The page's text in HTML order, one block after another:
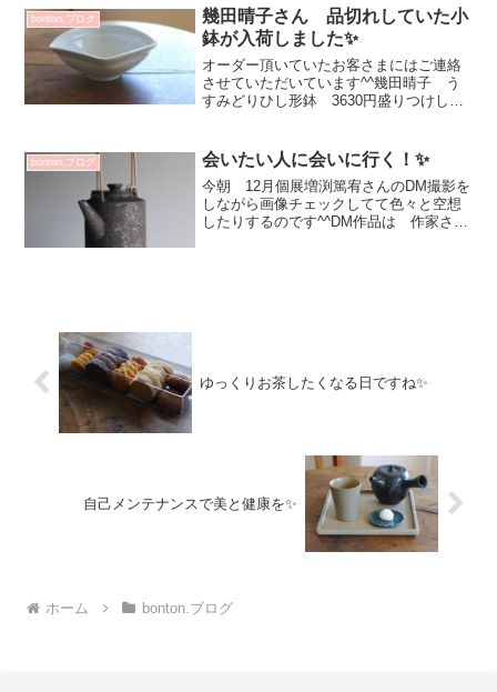
ご連絡あるかな♡8月 何...
bonton.ブログ
幾田晴子さん 品切れしていた小
鉢が入荷しました✨
オーダー頂いていたお客さまにはご連絡
させていただいています^^幾田晴子 う
すみどりひし形鉢 3630円盛りつけしや
3080円・ルリ菊花分銅形浅鉢 3300円オ
ンラインショ...
bonton.ブログ 会いたい人に会いに行く！✨
今朝 12月個展増渕篤宥さんのDM撮影を
しながら画像チェックしてて色々と空想
したりするのです^^DM作品は 作家さん
ゆっくりお茶したくなる日ですね✨
自己メンテナンスで美と健康を✨
ホーム bonton.ブログ